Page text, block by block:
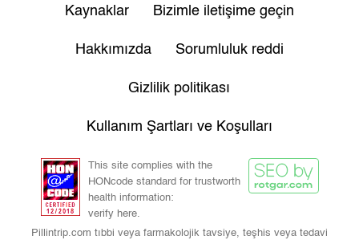
Kaynaklar Bizimle iletişime geçin
Hakkımızda Sorumluluk reddi
Gizlilik politikası
Kullanım Şartları ve Koşulları
This site complies with the
HONcode standard for trustworth
health information:
verify here.
Pillintrip.com tıbbi veya farmakolojik tavsiye, teşhis veya tedavi